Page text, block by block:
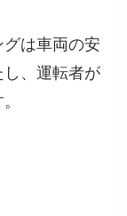
は車両の安
、運転者が